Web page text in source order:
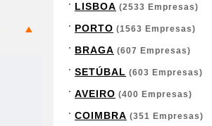
LISBOA (2533 Empresas)
PORTO (1563 Empresas)
BRAGA (607 Empresas)
SETÚBAL (603 Empresas)
AVEIRO (400 Empresas)
COIMBRA (351 Empresas)